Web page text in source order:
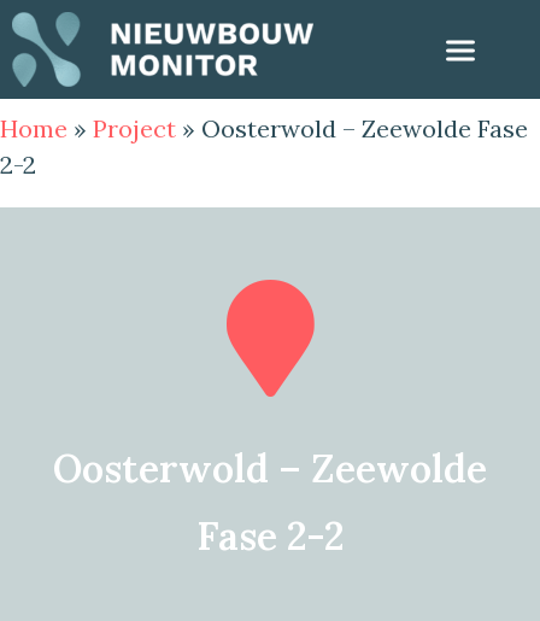
Home » Project » Oosterwold – Zeewolde Fase
2-2
Oosterwold – Zeewolde
Fase 2-2